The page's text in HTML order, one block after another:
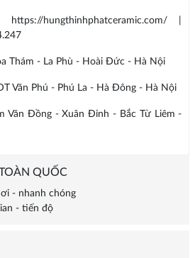
hungthinhphatceramic.com/ |
Thám - La Phù - Hoài Đức - Hà Nội
Văn Phú - Phú La - Hà Đông - Hà Nội
Văn Đồng - Xuân Đỉnh - Bắc Từ Liêm -
QUỐC
- nhanh chóng
- tiến độ